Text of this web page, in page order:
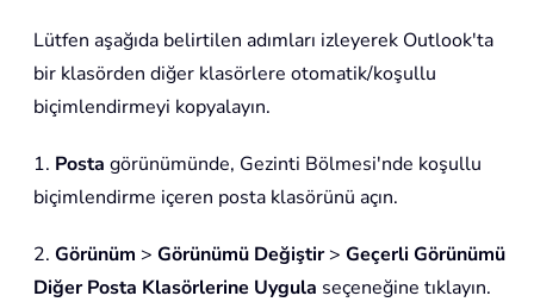
Lütfen aşağıda belirtilen adımları izleyerek Outlook'ta
bir klasörden diğer klasörlere otomatik/koşullu
biçimlendirmeyi kopyalayın.
1. Posta görünümünde, Gezinti Bölmesi'nde koşullu
biçimlendirme içeren posta klasörünü açın.
2. Görünüm > Görünümü Değiştir> Geçerli Görünümü
Diğer Posta Klasörlerine Uygula seçeneğine tıklayın.